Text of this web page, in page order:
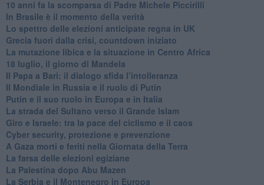
10 anni fa la scomparsa di Padre Michele Piccirilli
In Brasile è il momento della verità
Lo spettro delle elezioni anticipate regna in UK
Grecia fuori dalla crisi, countdown iniziato
La mutazione libica e la situazione in Centro Africa
18 luglio, il giorno di Mandela
Il Papa a Bari: il dialogo sfida l’intolleranza
Il Mondiale in Russia e il ruolo di Putin
Putin e il suo ruolo in Europa e in Italia
La strada del Sultano verso il Grande Islam
Giro e Israele: tra la pace del ciclismo e il caos
Cyber security, protezione e prevenzione
A Gaza morti e feriti nella Giornata della Terra
La farsa delle elezioni egiziane
La Palestina dopo Abu Mazen
La Serbia e il Montenegro in Europa